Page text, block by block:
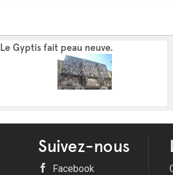
Le Gyptis fait peau neuve.
Suivez-nous
Facebook